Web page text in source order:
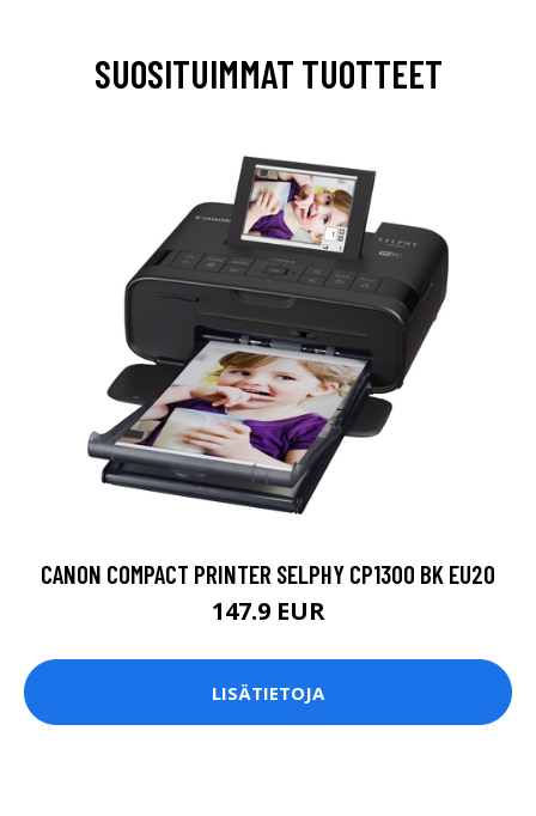
SUOSITUIMMAT TUOTTEET
CANON COMPACT PRINTER SELPHY CP1300 BK EU20
147.9 EUR
LISÄTIETOJA